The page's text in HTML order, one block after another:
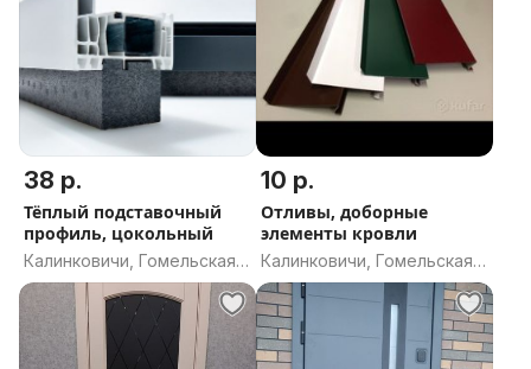
38 р.
Тёплый подставочный
профиль, цокольный
Калинковичи, Гомельская
область
10 р.
Отливы, доборные
элементы кровли
Калинковичи, Гомельская
область